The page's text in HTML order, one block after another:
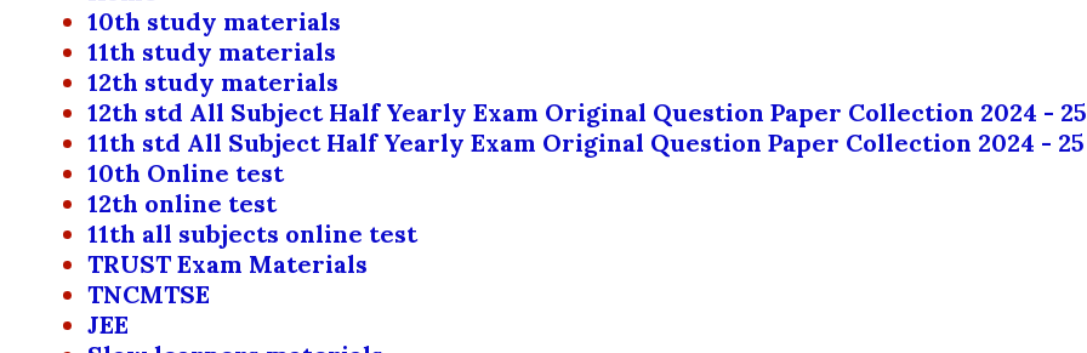
10th study materials
11th study materials
12th study materials
12th std All Subject Half Yearly Exam Original Question Paper Collection 2024 - 25
11th std All Subject Half Yearly Exam Original Question Paper Collection 2024 - 25
10th Online test
12th online test
11th all subjects online test
TRUST Exam Materials
TNCMTSE
JEE